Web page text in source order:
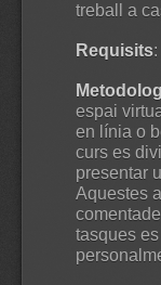
treball a
Requisits
espai
en línia o
curs es
presentar
Aquestes
tasques